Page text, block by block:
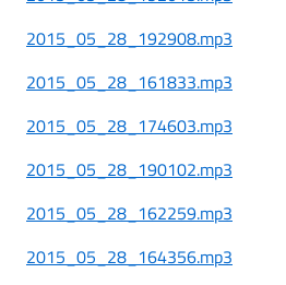
2015_05_28_192908.mp3
2015_05_28_161833.mp3
2015_05_28_174603.mp3
2015_05_28_190102.mp3
2015_05_28_162259.mp3
2015_05_28_164356.mp3